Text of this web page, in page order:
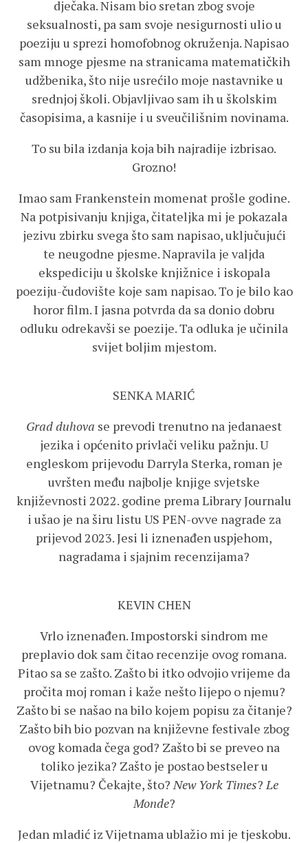
dječaka. Nisam bio sretan zbog svoje
seksualnosti, pa sam svoje nesigurnosti ulio u
poeziju u sprezi homofobnog okruženja. Napisao
sam mnoge pjesme na stranicama matematičkih
udžbenika, što nije usrećilo moje nastavnike u
srednjoj školi. Objavljivao sam ih u školskim
časopisima, a kasnije i u sveučilišnim novinama.
To su bila izdanja koja bih najradije izbrisao.
Grozno!
Imao sam Frankenstein momenat prošle godine.
Na potpisivanju knjiga, čitateljka mi je pokazala
jezivu zbirku svega što sam napisao, uključujući
te neugodne pjesme. Napravila je valjda
ekspediciju u školske knjižnice i iskopala
poeziju-čudovište koje sam napisao. To je bilo kao
horor film. I jasna potvrda da sa donio dobru
odluku odrekavši se poezije. Ta odluka je učinila
svijet boljim mjestom.
SENKA MARIĆ
Grad duhova se prevodi trenutno na jedanaest
jezika i općenito privlači veliku pažnju. U
engleskom prijevodu Darryla Sterka, roman je
uvršten među najbolje knjige svjetske
književnosti 2022. godine prema Library Journalu
i ušao je na širu listu US PEN-ovve nagrade za
prijevod 2023. Jesi li iznenađen uspjehom,
nagradama i sjajnim recenzijama?
KEVIN CHEN
Vrlo iznenađen. Impostorski sindrom me
preplavio dok sam čitao recenzije ovog romana.
Pitao sa se zašto. Zašto bi itko odvojio vrijeme da
pročita moj roman i kaže nešto lijepo o njemu?
Zašto bi se našao na bilo kojem popisu za čitanje?
Zašto bih bio pozvan na književne festivale zbog
ovog komada čega god? Zašto bi se preveo na
toliko jezika? Zašto je postao bestseler u
Vijetnamu? Čekajte, što?New York Times?Le
Monde?
Jedan mladić iz Vijetnama ublažio mi je tjeskobu.